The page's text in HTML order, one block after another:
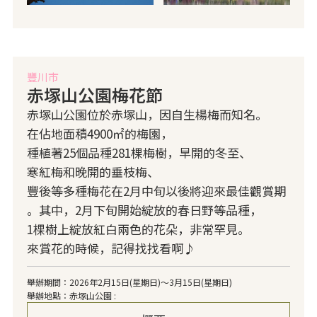
豐川市
赤塚山公園梅花節
赤塚山公園位於赤塚山，因自生楊梅而知名。
在佔地面積4900㎡的梅園，
種植著25個品種281棵梅樹，早開的冬至、
寒紅梅和晚開的垂枝梅、
豐後等多種梅花在2月中旬以後將迎來最佳觀賞期
。其中，2月下旬開始綻放的春日野等品種，
1棵樹上綻放紅白兩色的花朵，非常罕見。
來賞花的時候，記得找找看啊♪
舉辦期間：2026年2月15日(星期日)～3月15日(星期日)
舉辦地點：赤塚山公園 :